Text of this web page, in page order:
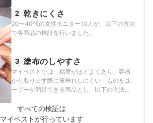
2 乾きにくさ
20〜40代の女性モニター10人が、以下の方法
で各商品の検証を行いました。
3 塗布のしやすさ
マイベストでは「粘度がほどよくあり、容器
から取り出す際に液垂れしにくい」ものをユ
ーザーが満足できる商品とし、以下の方法で
すべての検証は
マイベストが行っています